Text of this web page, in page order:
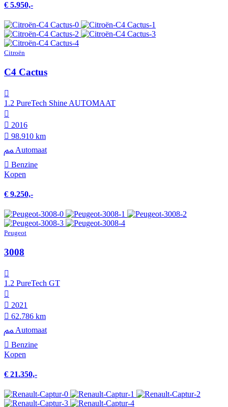
€ 5.950,-
Citroën
C4 Cactus
1.2 PureTech Shine AUTOMAAT
2016
98.910 km
Automaat
Benzine
Kopen
€ 9.250,-
Peugeot
3008
1.2 PureTech GT
2021
62.786 km
Automaat
Benzine
Kopen
€ 21.350,-